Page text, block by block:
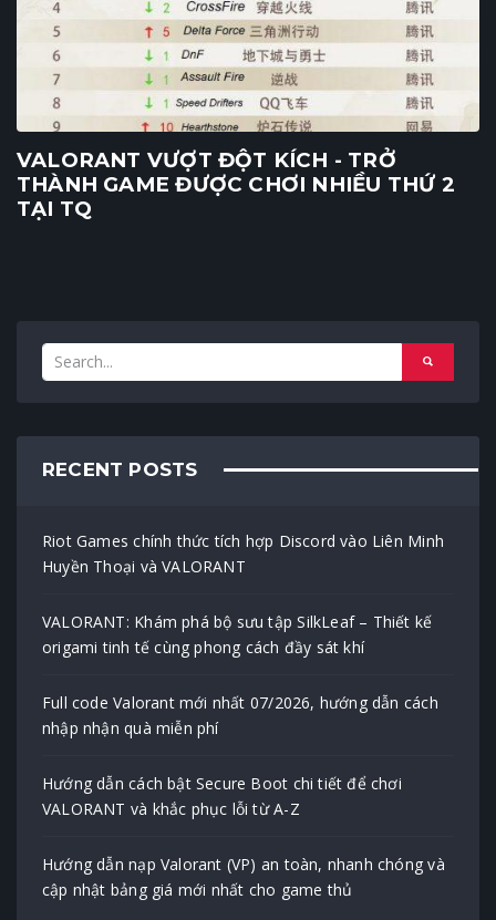
VALORANT VƯỢT ĐỘT KÍCH - TRỞ
THÀNH GAME ĐƯỢC CHƠI NHIỀU THỨ 2
TẠI TQ
RECENT POSTS
Riot Games chính thức tích hợp Discord vào Liên Minh
Huyền Thoại và VALORANT
VALORANT: Khám phá bộ sưu tập SilkLeaf – Thiết kế
origami tinh tế cùng phong cách đầy sát khí
Full code Valorant mới nhất 07/2026, hướng dẫn cách
nhập nhận quà miễn phí
Hướng dẫn cách bật Secure Boot chi tiết để chơi
VALORANT và khắc phục lỗi từ A-Z
Hướng dẫn nạp Valorant (VP) an toàn, nhanh chóng và
cập nhật bảng giá mới nhất cho game thủ